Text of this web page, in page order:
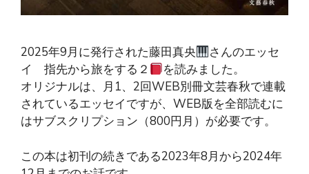
2025年9月に発行された藤田真央
さんのエッセ
イ 指先から旅をする２
を読みました。
オリジナルは、月1、2回WEB別冊文芸春秋で連載
されているエッセイですが、WEB版を全部読むに
はサブスクリプション（800円月）が必要です。
この本は初刊の続きである2023年8月から2024年